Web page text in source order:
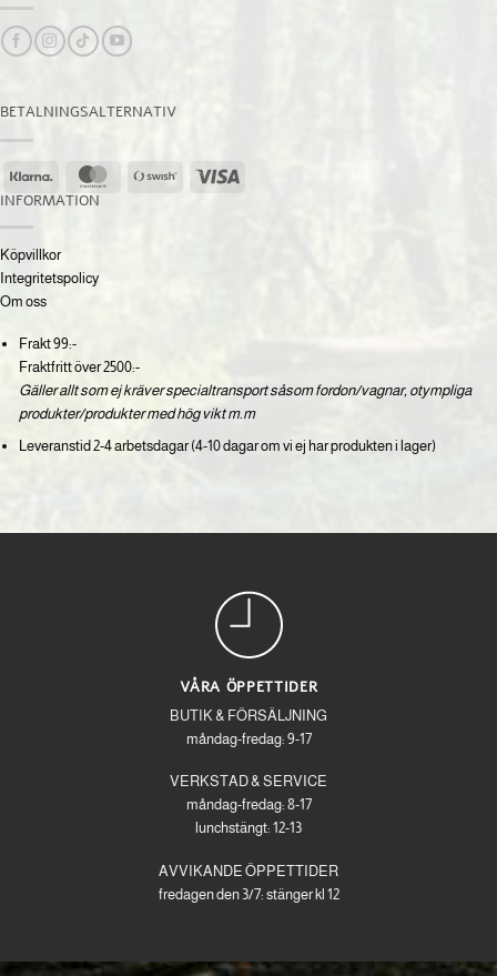
BETALNINGSALTERNATIV
Klarna MasterCardSwish
INFORMATION
Köpvillkor
Integritetspolicy
Om oss
Frakt 99:-
Fraktfritt över 2500:-
Gäller allt som ej kräver specialtransport såsom fordon/vagnar, otympliga
produkter/produkter med hög vikt m.m
Leveranstid 2-4 arbetsdagar (4-10 dagar om vi ej har produkten i lager)
VÅRA ÖPPETTIDER
BUTIK & FÖRSÄLJNING
måndag-fredag: 9-17
VERKSTAD & SERVICE
måndag-fredag: 8-17
lunchstängt: 12-13
AVVIKANDE ÖPPETTIDER
fredagen den 3/7: stänger kl 12